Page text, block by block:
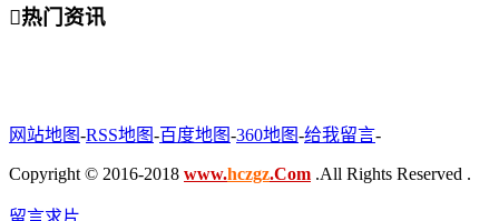
热门资讯
网站地图-RSS地图-百度地图-360地图-给我留言-
Copyright © 2016-2018 www.hczgz.Com .All Rights Reserved .